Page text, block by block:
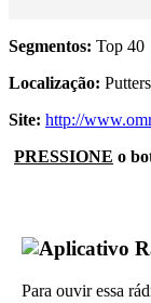
Segmentos: Top 40
Localização:
Site: http://
PRESSIONE o
Para ouvir essa